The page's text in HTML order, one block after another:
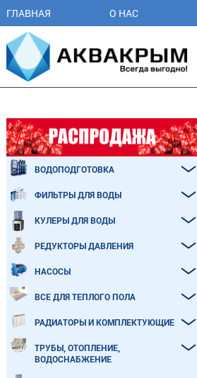
ГЛАВНАЯ О НАС
ВОДОПОДГОТОВКА
ФИЛЬТРЫ ДЛЯ ВОДЫ
КУЛЕРЫ ДЛЯ ВОДЫ
РЕДУКТОРЫ ДАВЛЕНИЯ
НАСОСЫ
ВСЕ ДЛЯ ТЕПЛОГО ПОЛА
РАДИАТОРЫ И КОМПЛЕКТУЮЩИЕ
ТРУБЫ, ОТОПЛЕНИЕ,
ВОДОСНАБЖЕНИЕ